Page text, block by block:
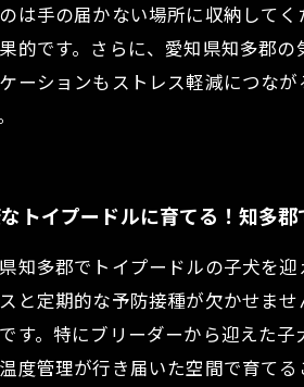
は手の届かない場所に収納して
的です。さらに、愛知県知多郡
ーションもストレス軽減につな
トイプードルに育てる！知多
知多郡でトイプードルの子犬を
と定期的な予防接種が欠かせま
す。特にブリーダーから迎えた
度管理が行き届いた空間で育て